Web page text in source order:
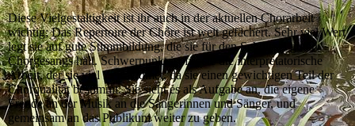
Diese Vielgestaltigkeit ist ihr auch in der aktuellen Chorarbeit
wichtig; Das Repertoire der Chöre ist weit gefächert. Sehr viel Wert
legt sie auf gute Stimmbildung, die sie für den Schlüssel guten
Chorgesangs hält. Schwerpunkt ist für sie die interpretatorische
Arbeit, der sie viel Zeit widmet, da sie einen gewichtigen Teil der
Chorqualität bestimmt. Sie sieht es als Aufgabe an, die eigene
Freude an der Musik an die Sängerinnen und Sänger, und
gemeinsam an das Publikum weiter zu geben.